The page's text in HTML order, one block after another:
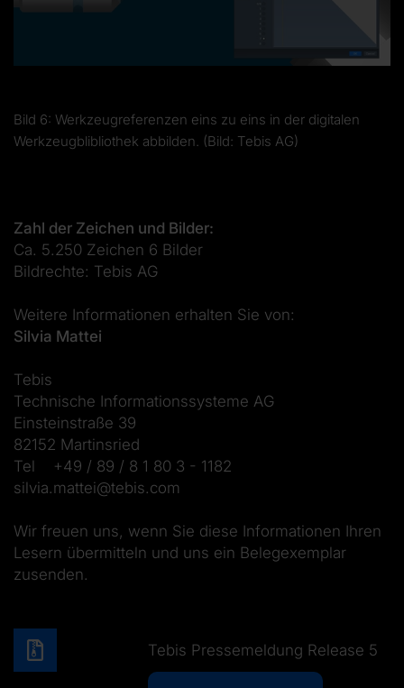
Bild 6: Werkzeugreferenzen eins zu eins in der digitalen
Werkzeugblibliothek abbilden. (Bild: Tebis AG)
Zahl der Zeichen und Bilder:
Ca. 5.250 Zeichen 6 Bilder
Bildrechte: Tebis AG
Weitere Informationen erhalten Sie von:
Silvia Mattei
Tebis
Technische Informationssysteme AG
Einsteinstraße 39
82152 Martinsried
Tel +49 / 89 / 8 1 80 3 - 1182
silvia.mattei@tebis.com
Wir freuen uns, wenn Sie diese Informationen Ihren
Lesern übermitteln und uns ein Belegexemplar
zusenden.
Tebis Pressemeldung Release 5